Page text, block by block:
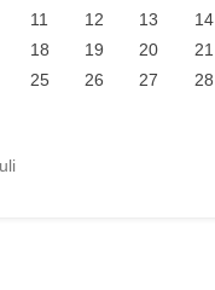
11 12 13 14
18 19 20 21
25 26 27 28